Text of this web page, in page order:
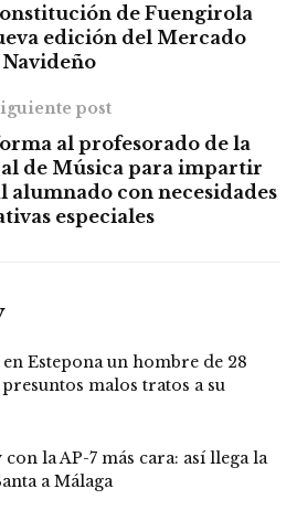
de Fuengirola
edición del Mercado
Navideño
post
al profesorado de la
de Música para impartir
alumnado con necesidades
especiales
Estepona un hombre de 28
malos tratos a su
con la AP-7 más cara: así llega la
a Málaga